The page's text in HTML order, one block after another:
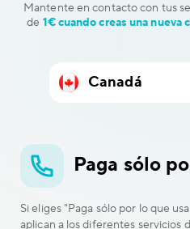
Mantente en contacto con tus
de 1€ cuando creas una nueva
Paga sólo
Si eliges "Paga sólo por lo que
aplican a los diferentes servicios